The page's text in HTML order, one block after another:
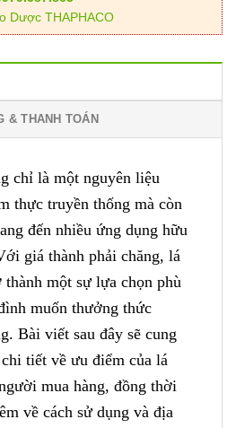
Dược THAPHACO
& THANH TOÁN
chỉ là một nguyên liệu
thực truyền thống mà còn
đến nhiều ứng dụng hữu
giá thành phải chăng, lá
một sự lựa chọn phù
muốn thưởng thức
Bài viết sau đây sẽ cung
tiết về ưu điểm của lá
mua hàng, đồng thời
về cách sử dụng và địa